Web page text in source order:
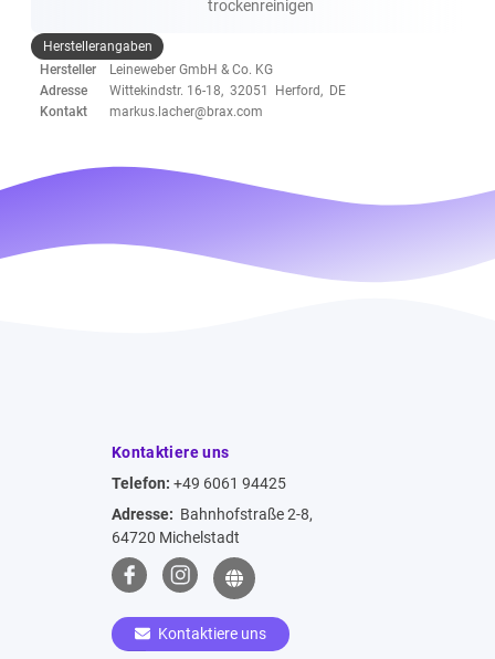
trockenreinigen
Herstellerangaben
Hersteller
Leineweber GmbH & Co. KG
Adresse
Wittekindstr. 16-18, 32051 Herford, DE
Kontakt
markus.lacher@brax.com
Kontaktiere uns
Telefon: +49 6061 94425
Adresse: Bahnhofstraße 2-8,
64720 Michelstadt
Kontaktiere uns